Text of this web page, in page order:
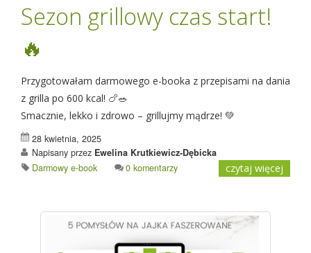
Sezon grillowy czas start!
🔥
Przygotowałam darmowego e-booka z przepisami na dania
z grilla po 600 kcal! 🍗🥗
Smacznie, lekko i zdrowo – grillujmy mądrze! 💚
28 kwietnia, 2025
Napisany przez Ewelina Krutkiewicz-Dębicka
Darmowy e-book
0 komentarzy czytaj więcej